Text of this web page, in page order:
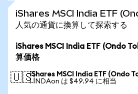
iShares MSCI India ETF
人気の通貨に換算して探索する
iShares MSCI India ETF (Ondo
算価格
🇺🇸iShares MSCI India ETF (Ondo
1 INDAon は $49.94 に相当